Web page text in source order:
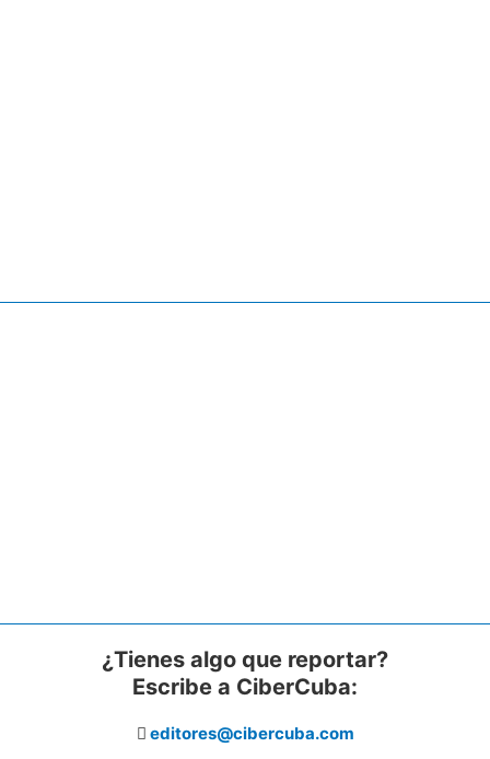
¿Tienes algo que reportar?
Escribe a CiberCuba:
editores@cibercuba.com